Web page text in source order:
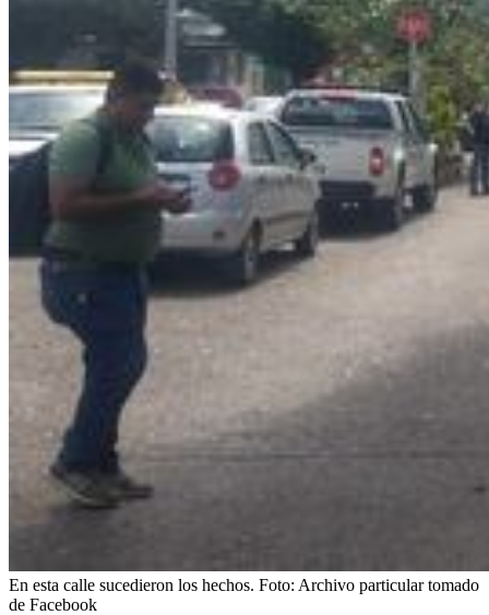
En esta calle sucedieron los hechos. Foto: Archivo particular tomado
de Facebook